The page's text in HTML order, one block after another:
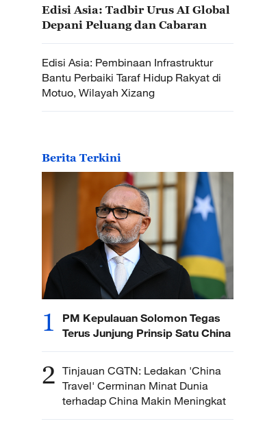
Edisi Asia: Tadbir Urus AI Global
Depani Peluang dan Cabaran
Edisi Asia: Pembinaan Infrastruktur
Bantu Perbaiki Taraf Hidup Rakyat di
Motuo, Wilayah Xizang
Berita Terkini
1
PM Kepulauan Solomon Tegas
Terus Junjung Prinsip Satu China
2 Tinjauan CGTN: Ledakan 'China
Travel' Cerminan Minat Dunia
terhadap China Makin Meningkat